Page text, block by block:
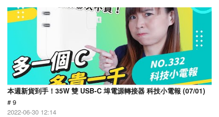
本週新貨到手！35W 雙 USB-C 埠電源轉接器 科技小電報 (07/01)
# 9
2022-06-30 12:14